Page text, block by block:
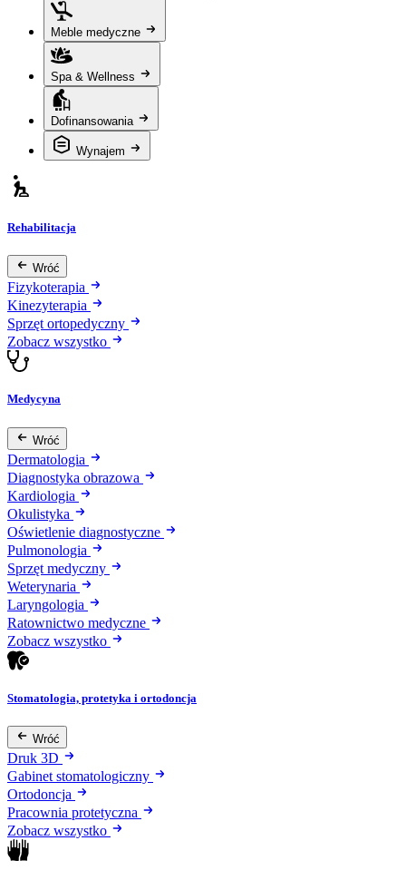
Meble medyczne
Spa & Wellness
Dofinansowania
Wynajem
Rehabilitacja
Wróć
Fizykoterapia
Kinezyterapia
Sprzęt ortopedyczny
Zobacz wszystko
Medycyna
Wróć
Dermatologia
Diagnostyka obrazowa
Kardiologia
Okulistyka
Oświetlenie diagnostyczne
Pulmonologia
Sprzęt medyczny
Weterynaria
Laryngologia
Ratownictwo medyczne
Zobacz wszystko
Stomatologia, protetyka i ortodoncja
Wróć
Druk 3D
Gabinet stomatologiczny
Ortodoncja
Pracownia protetyczna
Zobacz wszystko